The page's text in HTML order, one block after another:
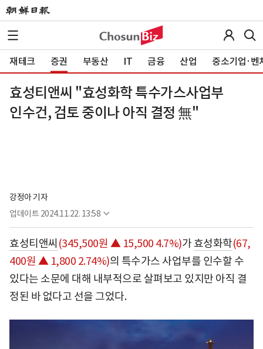
재테크 증권 부동산 IT 금융 산업 중소기업·벤
효성티앤씨 "효성화학 특수가스사업부
인수건, 검토 중이나 아직 결정 無"
강정아 기자
업데이트 2024.11.22. 13:58
효성티앤씨 (345,500원 ▲ 15,500 4.7%)가 효성화학(67,
400원 ▲ 1,800 2.74%)의 특수가스 사업부를 인수할 수
있다는 소문에 대해 내부적으로 살펴보고 있지만 아직 결
정된 바 없다고 선을 그었다.